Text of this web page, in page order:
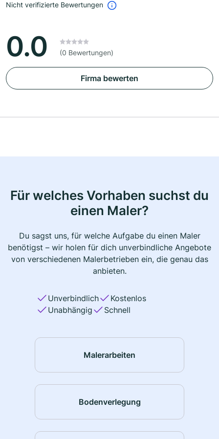
Nicht verifizierte Bewertungen
0.0 (0 Bewertungen)
Firma bewerten
Für welches Vorhaben suchst du
einen Maler?
Du sagst uns, für welche Aufgabe du einen Maler
benötigst – wir holen für dich unverbindliche Angebote
von verschiedenen Malerbetrieben ein, die genau das
anbieten.
Unverbindlich
Kostenlos
Unabhängig
Schnell
Malerarbeiten
Bodenverlegung